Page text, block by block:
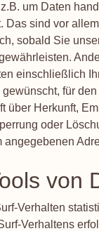
um Daten
Das sind vor
sobald Sie
einschließlich
für
über Herkunft,
oder
von
Verhalten
Verhaltens